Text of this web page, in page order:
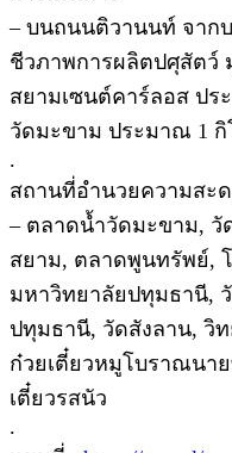
– บนถนนติวานนท์ จาก
ชีวภาพการผลิตปศุสัตว์
สยามเซนต์คาร์ลอส ปร
วัดมะขาม ประมาณ 1 กิ
.
สถานที่อำนวยความสะด
– ตลาดน้ำวัดมะขาม, วั
สยาม, ตลาดพูนทรัพย์,
มหาวิทยาลัยปทุมธานี,
ปทุมธานี, วัดสังลาน, วิ
ก๋วยเตี๋ยวหมูโบราณนา
เตี๋ยวรสนัว
.